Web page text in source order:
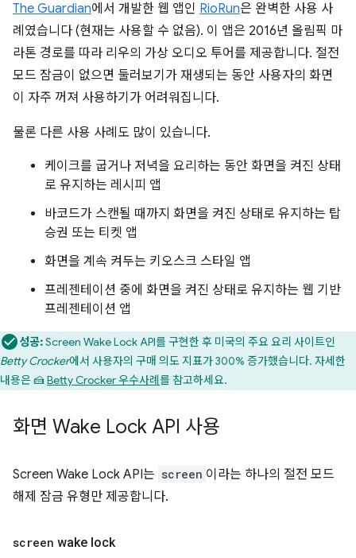
The Guardian에서 개발한 웹 앱인 RioRun은 완벽한 사용 사
례였습니다 (현재는 사용할 수 없음). 이 앱은 2016년 올림픽 마
라톤 경로를 따라 리우의 가상 오디오 투어를 제공합니다. 절전
모드 잠금이 없으면 둘러보기가 재생되는 동안 사용자의 화면
이 자주 꺼져 사용하기가 어려워집니다.
물론 다른 사용 사례도 많이 있습니다.
케이크를 굽거나 저녁을 요리하는 동안 화면을 켜진 상태
로 유지하는 레시피 앱
바코드가 스캔될 때까지 화면을 켜진 상태로 유지하는 탑
승권 또는 티켓 앱
화면을 계속 켜두는 키오스크 스타일 앱
프레젠테이션 중에 화면을 켜진 상태로 유지하는 웹 기반
프레젠테이션 앱
성공:Screen Wake Lock API를 구현한 후 미국의 주요 요리 사이트인
Betty Crocker에서 사용자의 구매 의도 지표가 300% 증가했습니다. 자세한
내용은 🍰Betty Crocker 우수사례를 참고하세요.
화면 Wake Lock API 사용
Screen Wake Lock API는 screen 이라는 하나의 절전 모드
해제 잠금 유형만 제공합니다.
screen wake lock